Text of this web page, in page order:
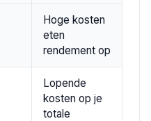
Hoge kosten
eten
rendement op
Lopende
kosten op je
totale